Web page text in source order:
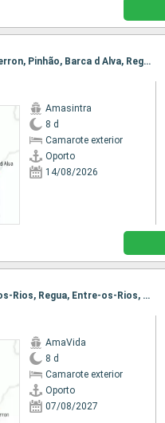
Itinerario : Oporto, Regua, Entre-os-Rios, Vega Terron, Regua, Pinhão, Vega Terron, Pinhão, Barca d Alva, Regua, Oporto
Amasintra
8 d
Camarote exterior
Oporto
14/08/2026
Itinerario : Oporto, Vega Terron, Oporto, Barca d Alva, Pinhão, Oporto, Entre-os-Rios, Regua, Entre-os-Rios, Pinhão, Entre-os-Rios, Oporto, Barca d Alva, Vega Terron, Oporto
AmaVida
8 d
Camarote exterior
Oporto
07/08/2027